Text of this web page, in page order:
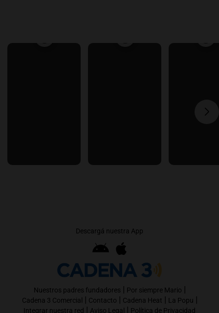
Descargá nuestra App
Nuestros padres fundadores | Por siempre Mario |
Cadena 3 Comercial | Contacto | Cadena Heat | La Popu |
Integrar nuestra red | Aviso Legal | Política de Privacidad